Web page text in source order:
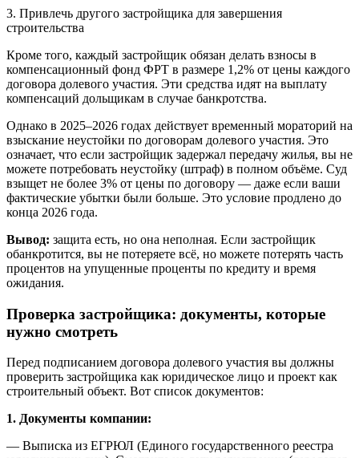
3. Привлечь другого застройщика для завершения
строительства
Кроме того, каждый застройщик обязан делать взносы в
компенсационный фонд ФРТ в размере 1,2% от цены каждого
договора долевого участия. Эти средства идят на выплату
компенсаций дольщикам в случае банкротства.
Однако в 2025–2026 годах действует временный мораторий на
взыскание неустойки по договорам долевого участия. Это
означает, что если застройщик задержал передачу жилья, вы не
можете потребовать неустойку (штраф) в полном объёме. Суд
взыщет не более 3% от цены по договору — даже если ваши
фактические убытки были больше. Это условие продлено до
конца 2026 года.
Вывод: защита есть, но она неполная. Если застройщик
обанкротится, вы не потеряете всё, но можете потерять часть
процентов на упущенные проценты по кредиту и время
ожидания.
Проверка застройщика: документы, которые
нужно смотреть
Перед подписанием договора долевого участия вы должны
проверить застройщика как юридическое лицо и проект как
строительный объект. Вот список документов:
1. Документы компании:
— Выписка из ЕГРЮЛ (Единого государственного реестра